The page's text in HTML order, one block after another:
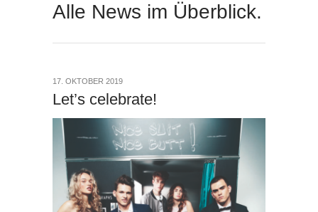
Alle News im Überblick.
Let’s celebrate!
17. OKTOBER 2019